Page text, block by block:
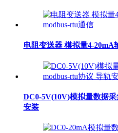
电阻变送器 模拟量4-20mA
DC0-5V(10V)模拟量数据
安装